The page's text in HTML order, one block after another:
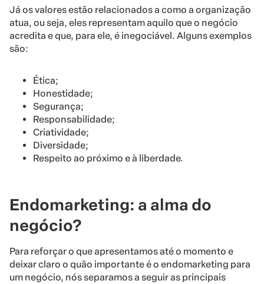
Já os valores estão relacionados a como a organização
atua, ou seja, eles representam aquilo que o negócio
acredita e que, para ele, é inegociável. Alguns exemplos
são:
Ética;
Honestidade;
Segurança;
Responsabilidade;
Criatividade;
Diversidade;
Respeito ao próximo e à liberdade.
Endomarketing: a alma do
negócio?
Para reforçar o que apresentamos até o momento e
deixar claro o quão importante é o endomarketing para
um negócio, nós separamos a seguir as principais